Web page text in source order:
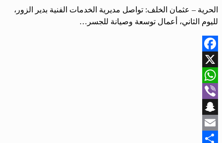
الحرية – عثمان الخلف: تواصل مديرية الخدمات الفنية بدير الزور،
لليوم الثاني، أعمال توسعة وصيانة للجسر…
Facebook
X
WhatsApp
Viber
Snapchat
Email